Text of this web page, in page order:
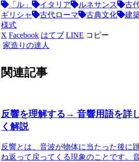
「ル」
イタリア ルネサンス
古
ギリシャ
古代ローマ 古典文化
建
様式
X Facebook はてブ LINE コピー
家造りの達人
関連記事
反響を理解する→ 音響用語を詳
く解説
反響とは、音波が物体に当たった後に
ね返って戻ってくる現象のことです。